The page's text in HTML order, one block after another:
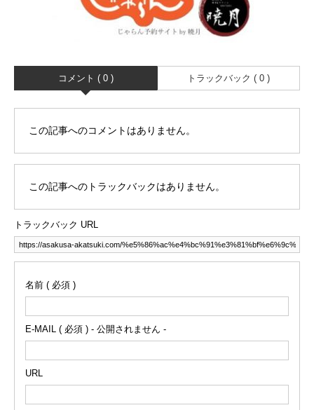
コメント ( 0 ) トラックバック ( 0 )
この記事へのコメントはありません。
この記事へのトラックバックはありません。
トラックバック URL
名前 ( 必須 )
E-MAIL ( 必須 ) - 公開されません -
URL